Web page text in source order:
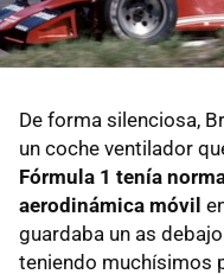
De forma silenciosa,
un coche ventilador
Fórmula 1 tenía
aerodinámica móvil
guardaba un as
teniendo muchísimos